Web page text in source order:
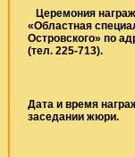
Церемония
«Областная
Островского» по
(тел. 225-713).
Дата и время
заседании жюри.